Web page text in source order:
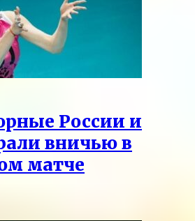
России и
вничью в
матче